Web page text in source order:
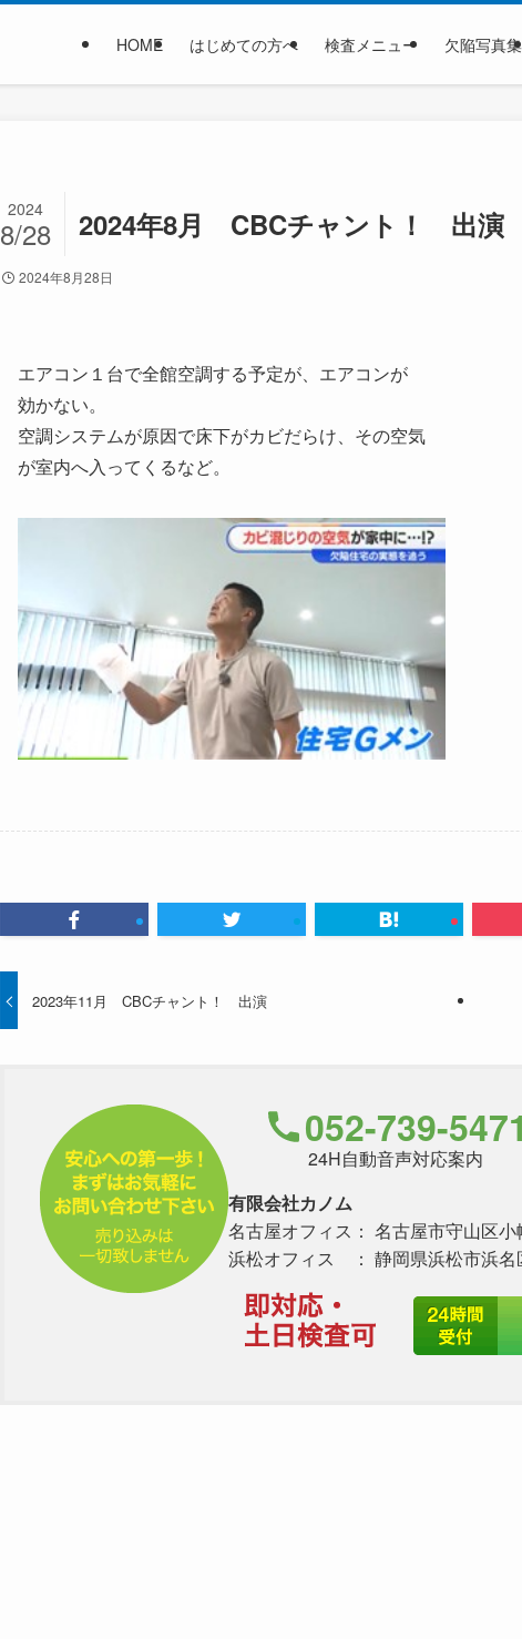
HOME はじめての方へ 検査メニュー 欠陥写真集
2024年8月 CBCチャント！ 出演
2024
8/28
2024年8月28日
エアコン１台で全館空調する予定が、エアコンが
効かない。
空調システムが原因で床下がカビだらけ、その空気
が室内へ入ってくるなど。
2023年11月 CBCチャント！ 出演
052-739-5471
24H自動音声対応案内
有限会社カノム
名古屋オフィス： 名古屋市守山区
浜松オフィス ： 静岡県浜松市浜名